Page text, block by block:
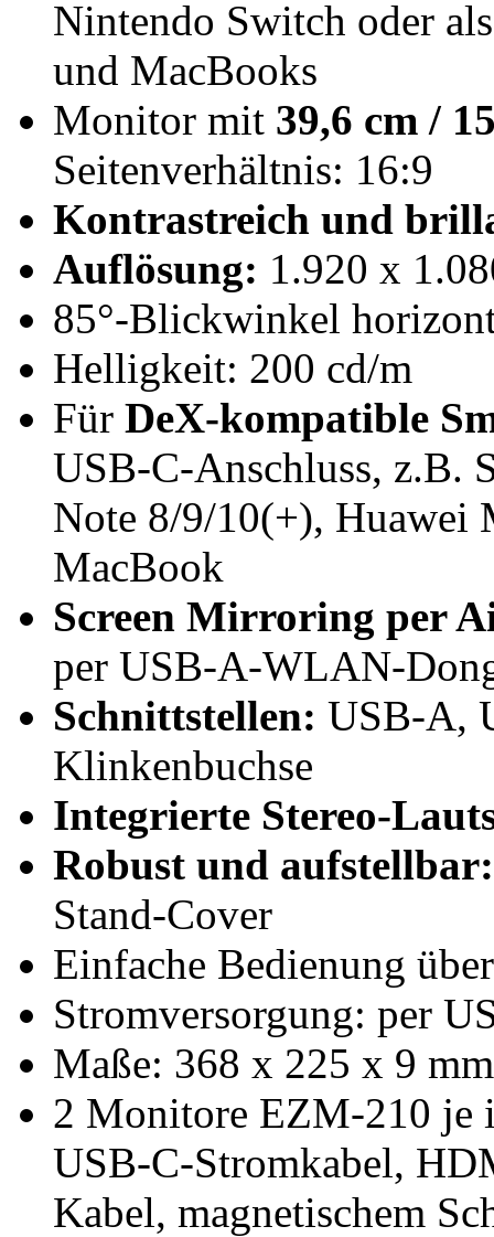
Nintendo Switch oder
und MacBooks
Monitor mit 39,6 cm /
Seitenverhältnis: 16:9
Kontrastreich und
Auflösung: 1.920 x
85°-Blickwinkel
Helligkeit: 200 cd/m
Für DeX-kompatible
USB-C-Anschluss, z.B.
Note 8/9/10(+), Huawei
MacBook
Screen Mirroring per
per USB-A-WLAN-
Schnittstellen: USB-A,
Klinkenbuchse
Integrierte Stereo-
Robust und aufstellbar:
Stand-Cover
Einfache Bedienung
Stromversorgung: per
Maße: 368 x 225 x 9
2 Monitore EZM-210 je
USB-C-Stromkabel,
Kabel, magnetischem